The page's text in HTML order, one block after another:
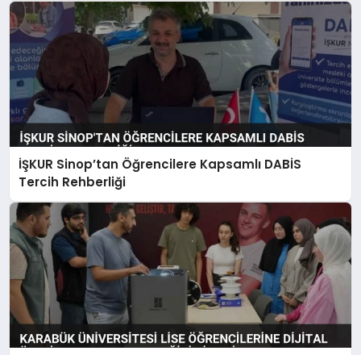
İŞKUR Sinop’tan Öğrencilere Kapsamlı DABİS
Tercih Rehberliği